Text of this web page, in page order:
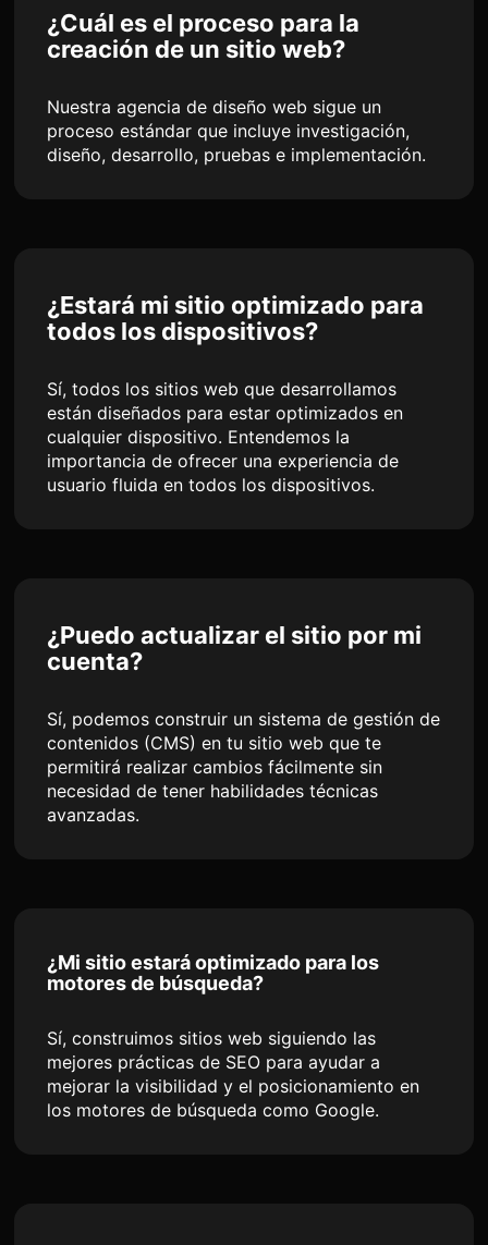
¿Cuál es el proceso para la
creación de un sitio web?
Nuestra agencia de diseño web sigue un
proceso estándar que incluye investigación,
diseño, desarrollo, pruebas e implementación.
¿Estará mi sitio optimizado para
todos los dispositivos?
Sí, todos los sitios web que desarrollamos
están diseñados para estar optimizados en
cualquier dispositivo. Entendemos la
importancia de ofrecer una experiencia de
usuario fluida en todos los dispositivos.
¿Puedo actualizar el sitio por mi
cuenta?
Sí, podemos construir un sistema de gestión de
contenidos (CMS) en tu sitio web que te
permitirá realizar cambios fácilmente sin
necesidad de tener habilidades técnicas
avanzadas.
¿Mi sitio estará optimizado para los
motores de búsqueda?
Sí, construimos sitios web siguiendo las
mejores prácticas de SEO para ayudar a
mejorar la visibilidad y el posicionamiento en
los motores de búsqueda como Google.